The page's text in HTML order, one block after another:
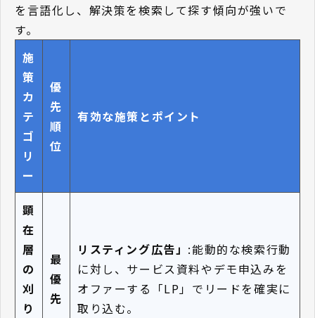
を言語化し、解決策を検索して探す傾向が強いで
す。
施
策
カ
テ
ゴ
リ
ー
優
先
順
位
有効な施策とポイント
顕
在
層
の
刈
り
最
優
先
リスティング広告」 :能動的な検索行動
に対し、サービス資料やデモ申込みを
オファーする「LP」でリードを確実に
取り込む。